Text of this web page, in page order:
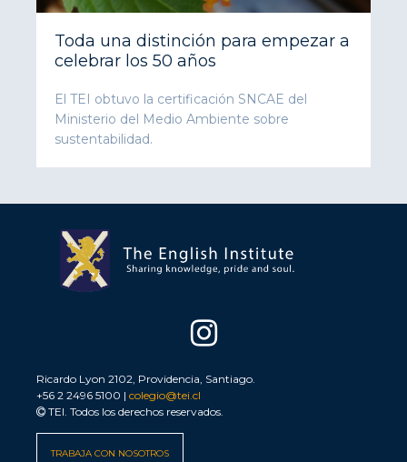
Toda una distinción para empezar a
celebrar los 50 años
El TEI obtuvo la certificación SNCAE del
Ministerio del Medio Ambiente sobre
sustentabilidad.
Ricardo Lyon 2102, Providencia, Santiago.
+56 2 2496 5100 | colegio@tei.cl
TEI. Todos los derechos reservados.
TRABAJA CON NOSOTROS